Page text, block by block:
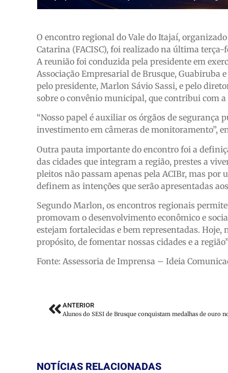
O encontro regional do Vale do Itajaí,
Catarina (FACISC), foi realizado na última
A reunião foi conduzida pela presidente em
Associação Empresarial de Brusque, Guabiruba
pelo presidente, Marlon Sávio Sassi, e pelo
sobre o convênio municipal, que contribui com
“Nosso papel é auxiliar os órgãos de segurança
investimento em câmeras de monitoramento”,
Outra pauta importante do encontro foi a
das cidades que integram a região, prestes a
pleitos não passam apenas pela ACIBr, mas por
definem as intenções que serão apresentadas
Segundo Marlon, os encontros regionais
promovam o desenvolvimento econômico e
estejam fortalecidas e bem representadas.
propósito, de fomentar nossas cidades e a
Fonte: Assessoria de Imprensa – Ideia
ANTERIOR
NOTÍCIAS RELACIONADAS